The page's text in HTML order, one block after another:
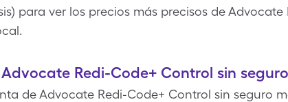
para ver los precios más precisos de
Redi-Code+ Control sin
de Advocate Redi-Code+ Control sin seguro